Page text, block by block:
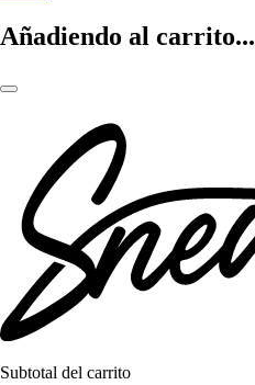
Añadiendo al carrito...
Subtotal del carrito